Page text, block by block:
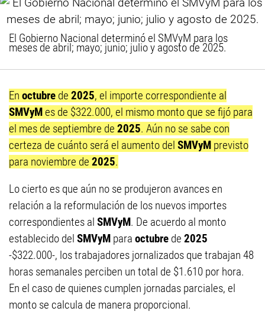
El Gobierno Nacional determinó el SMVyM para los
meses de abril; mayo; junio; julio y agosto de 2025.
En octubre de 2025, el importe correspondiente al
SMVyMes de $322.000, el mismo monto que se fijó para
el mes de septiembre de 2025. Aún no se sabe con
certeza de cuánto será el aumento del SMVyM previsto
para noviembre de 2025.
Lo cierto es que aún no se produjeron avances en
relación a la reformulación de los nuevos importes
correspondientes al SMVyM. De acuerdo al monto
establecido del SMVyM para octubre de 2025
-$322.000-, los trabajadores jornalizados que trabajan 48
horas semanales perciben un total de $1.610 por hora.
En el caso de quienes cumplen jornadas parciales, el
monto se calcula de manera proporcional.